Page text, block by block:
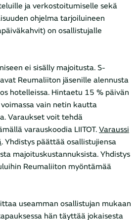
ja verkostoitumiselle sekä
ohjelma tarjoiluineen
on osallistujalle
ei sisälly majoitusta. S-
Reumaliiton jäsenille alennusta
hotelleissa. Hintaetu 15 % päivän
vain netin kautta
Varaukset voit tehdä
varauskoodia LIITOT.Varaussi
. Yhdistys päättää osallistujiensa
majoituskustannuksista. Yhdistys
Reumaliiton myöntämää
useamman osallistujan mukaan
hän täyttää jokaisesta